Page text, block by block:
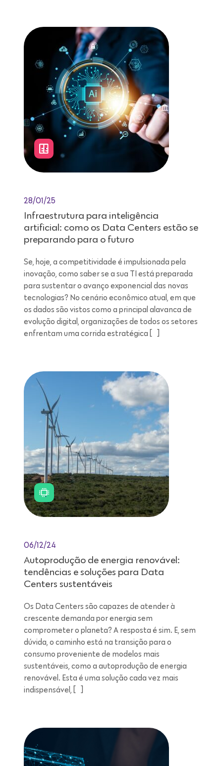
28/01/25
Infraestrutura para inteligência
artificial: como os Data Centers estão se
preparando para o futuro
Se, hoje, a competitividade é impulsionada pela
inovação, como saber se a sua TI está preparada
para sustentar o avanço exponencial das novas
tecnologias? No cenário econômico atual, em que
os dados são vistos como a principal alavanca de
evolução digital, organizações de todos os setores
enfrentam uma corrida estratégica […]
06/12/24
Autoprodução de energia renovável:
tendências e soluções para Data
Centers sustentáveis
Os Data Centers são capazes de atender à
crescente demanda por energia sem
comprometer o planeta? A resposta é sim. E, sem
dúvida, o caminho está na transição para o
consumo proveniente de modelos mais
sustentáveis, como a autoprodução de energia
renovável. Esta é uma solução cada vez mais
indispensável, […]